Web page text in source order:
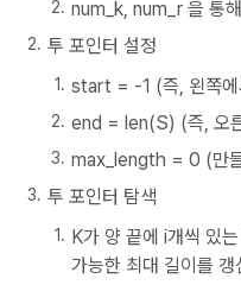
num_k, num_r 을 통
투 포인터 설정
start = -1 (즉, 왼쪽에
end = len(S) (즉, 오
max_length = 0 (만
투 포인터 탐색
K가 양 끝에 i개씩 있
가능한 최대 길이를 갱